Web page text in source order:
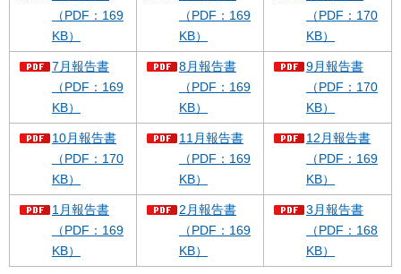
（PDF：169
KB）
（PDF：169
KB）
（PDF：170
KB）
7月報告書
（PDF：169
KB）
8月報告書
（PDF：169
KB）
9月報告書
（PDF：170
KB）
10月報告書
（PDF：170
KB）
11月報告書
（PDF：169
KB）
12月報告書
（PDF：169
KB）
1月報告書
（PDF：169
KB）
2月報告書
（PDF：169
KB）
3月報告書
（PDF：168
KB）